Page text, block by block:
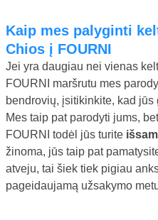
Kaip mes palyginti keltai, kainas ir laikai
Chios į FOURNI
Jei yra daugiau nei vienas
FOURNI maršrutu mes
bendrovių, įsitikinkite, kad
Mes taip pat parodyti jums,
FOURNI todėl jūs turite
žinoma, jūs taip pat
atveju, tai šiek tiek pigiau
pageidaujamą užsakymo